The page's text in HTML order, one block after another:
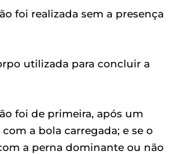
foi realizada sem a presença
utilizada para concluir a
foi de primeira, após um
a bola carregada; e se o
a perna dominante ou não